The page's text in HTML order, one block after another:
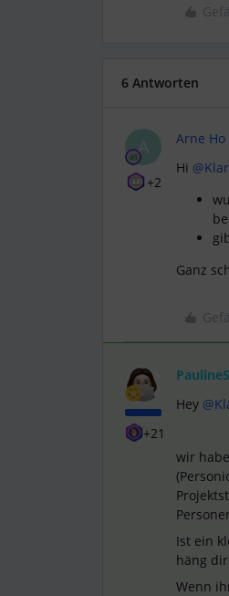
6 Antworten
A
+2
Arne Ho
Hi ​
Ganz
+21
Hey ​
wir
Ist ein
häng
Wenn